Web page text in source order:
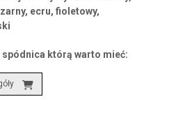
ecru, fioletowy,
spódnica którą warto mieć: